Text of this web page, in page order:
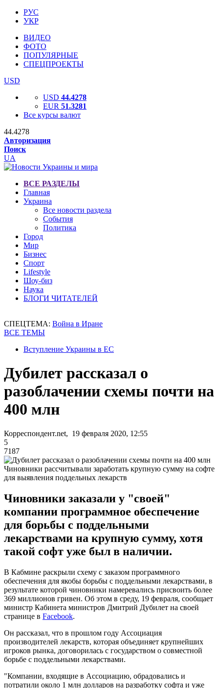
РУС
УКР
ВИДЕО
ФОТО
ПОПУЛЯРНЫЕ
СПЕЦПРОЕКТЫ
USD
USD 44.4278
EUR 51.3281
Все курсы валют
44.4278
Авторизация
Поиск
UA
ВСЕ РАЗДЕЛЫ
Главная
Украина
Все новости раздела
События
Политика
Город
Мир
Бизнес
Спорт
Lifestyle
Шоу-биз
Наука
БЛОГИ ЧИТАТЕЛЕЙ
СПЕЦТЕМА: Война в Иране
ВСЕ ТЕМЫ
Вступление Украины в ЕС
Дубилет рассказал о
разоблачении схемы почти на
400 млн
Корреспондент.net, 19 февраля 2020, 12:55
5
7187
Чиновники рассчитывали заработать крупную сумму на софте
для выявления поддельных лекарств
Чиновники заказали у "своей"
компании программное обеспечение
для борьбы с поддельными
лекарствами на крупную сумму, хотя
такой софт уже был в наличии.
В Кабмине раскрыли схему с заказом программного
обеспечения для якобы борьбы с поддельными лекарствами, в
результате которой чиновники намеревались присвоить более
369 миллионов гривен. Об этом в среду, 19 февраля, сообщает
министр Кабинета министров Дмитрий Дубилет на своей
странице в Facebook.
Он рассказал, что в прошлом году Ассоциация
производителей лекарств, которая объединяет крупнейших
игроков рынка, договорилась с государством о совместной
борьбе с поддельными лекарствами.
"Компании, входящие в Ассоциацию, обрадовались и
потратили около 1 млн долларов на разработку софта и уже